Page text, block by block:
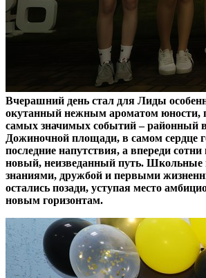
Вчерашний день стал для Лиды
окутанный нежным ароматом юности,
самых значимых событий – районный
Дожиночной площади, в самом сердце
последние напутствия, а впереди
новый, неизведанный путь. Школьные
знаниями, дружбой и первыми
остались позади, уступая место
новым горизонтам.